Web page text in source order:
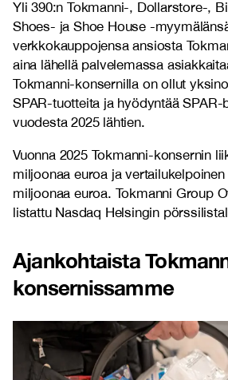
Yli 390:n Tokmanni-, Dollarstore-,
Shoes- ja Shoe House -
verkkokauppojensa ansiosta
aina lähellä palvelemassa
Tokmanni-konsernilla on ollut
SPAR-tuotteita ja hyödyntää
vuodesta 2025 lähtien.
Vuonna 2025 Tokmanni-konsernin
miljoonaa euroa ja
miljoonaa euroa. Tokmanni Group
listattu Nasdaq Helsingin
Ajankohtaista
konsernissamme